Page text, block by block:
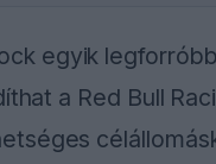
egyik
a Red Bull